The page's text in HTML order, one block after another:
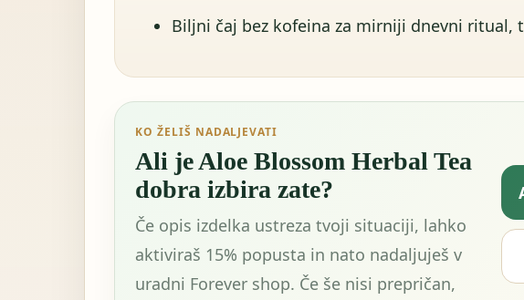
Biljni čaj bez kofeina za mirniji dnevni ritual,
KO ŽELIŠ NADALJEVATI
Ali je Aloe Blossom Herbal Tea
dobra izbira zate?
Če opis izdelka ustreza tvoji situaciji, lahko
aktiviraš 15% popusta in nato nadaljuješ v
uradni Forever shop. Če še nisi prepričan,